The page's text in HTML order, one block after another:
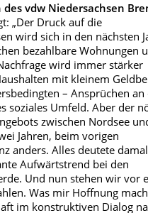
vdw Niedersachsen
„Der Druck auf die
wird sich in den nächsten
bezahlbare Wohnungen
wird immer stärker
mit kleinem
– Ansprüchen an
soziales Umfeld. Aber der
zwischen Nordsee
Jahren, beim vorigen
anders. Alles deutete
Aufwärtstrend bei den
Und nun stehen wir vor
Was mir Hoffnung
im konstruktiven Dialog